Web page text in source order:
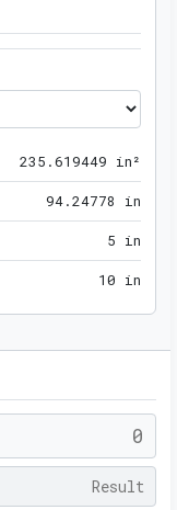
235 .619449 in²
94.24778 in
5 in
10 in